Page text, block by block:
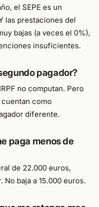
el SEPE es un
las prestaciones del
bajas (a veces el 0%),
insuficientes.
pagador?
no computan. Pero
como
diferente.
paga menos de
de 22.000 euros,
baja a 15.000 euros.